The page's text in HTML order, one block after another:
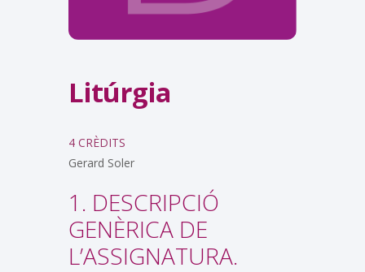
Litúrgia
4 CRÈDITS
Gerard Soler
1. DESCRIPCIÓ
GENÈRICA DE
L’ASSIGNATURA.